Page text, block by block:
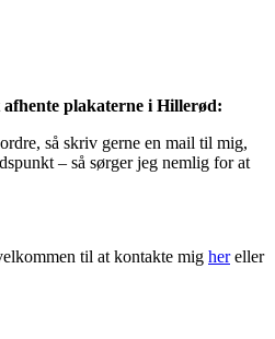
plakaterne i Hillerød:
så skriv gerne en mail til mig,
– så sørger jeg nemlig for at
til at kontakte mig hereller